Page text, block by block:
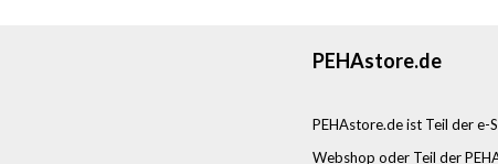
PEHAstore.de
PEHAstore.de ist Teil der e-
Webshop oder Teil der